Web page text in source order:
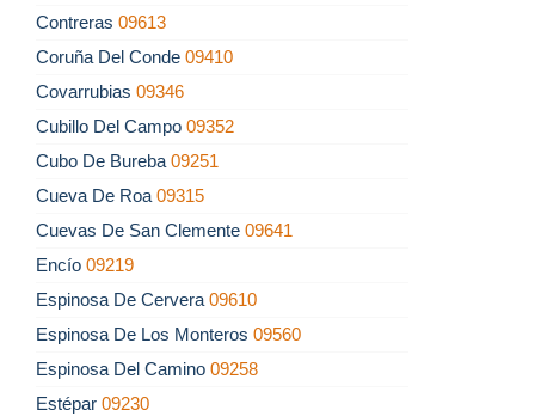
Contreras 09613
Coruña Del Conde 09410
Covarrubias 09346
Cubillo Del Campo 09352
Cubo De Bureba 09251
Cueva De Roa 09315
Cuevas De San Clemente 09641
Encío 09219
Espinosa De Cervera 09610
Espinosa De Los Monteros 09560
Espinosa Del Camino 09258
Estépar 09230